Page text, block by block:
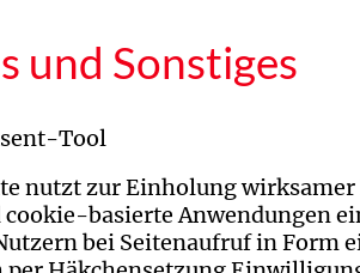
und Sonstiges
Tool
nutzt zur Einholung
cookie-basierte Anwendungen
bei Seitenaufruf in Form